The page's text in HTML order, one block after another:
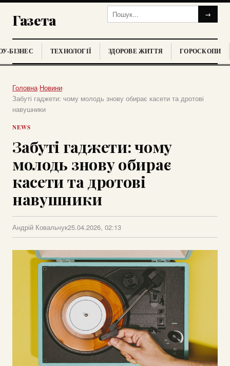
Газета →
БІЗНЕС ТЕХНОЛОГІЇ ЗДОРОВЕ ЖИТТЯ ГОРОСКОПИ
Головна›Новини›
Забуті гаджети: чому молодь знову обирає касети та дротові
навушники
NEWS
Забуті гаджети: чому
молодь знову обирає
касети та дротові
навушники
Андрій Ковальчук25.04.2026, 02:13